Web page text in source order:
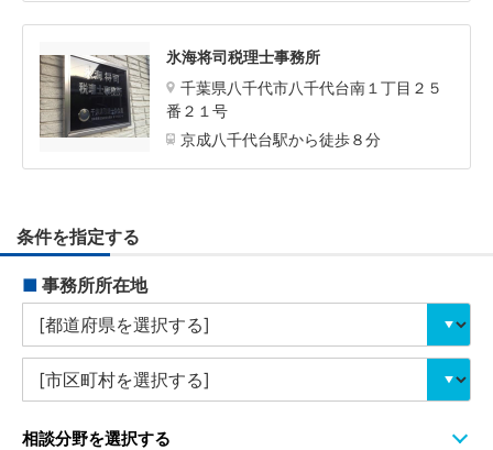
氷海将司税理士事務所
千葉県八千代市八千代台南１丁目２５
番２１号
京成八千代台駅から徒歩８分
条件を指定する
■ 事務所所在地
相談分野を選択する